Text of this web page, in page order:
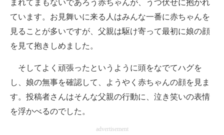
まれてまもないであろう赤ちゃんが、うつ伏せに抱かれ
ています。お見舞いに来る人はみんな一番に赤ちゃんを
見ることが多いですが、父親は駆け寄って最初に娘の顔
を見て抱きしめました。
そしてよく頑張ったというように頭をなでてハグを
し、娘の無事を確認して、ようやく赤ちゃんの顔を見ま
す。投稿者さんはそんな父親の行動に、泣き笑いの表情
を浮かべるのでした。
advertisement